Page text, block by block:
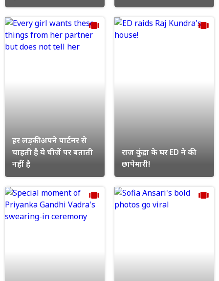
हर लड़की अपने पार्टनर से
चाहती है ये चीजें पर बताती
नहीं है
राज कुंद्रा के घर ED ने की
छापेमारी!